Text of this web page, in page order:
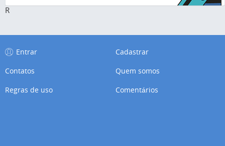
R
Entrar
Cadastrar
Contatos
Quem somos
Regras de uso
Comentários